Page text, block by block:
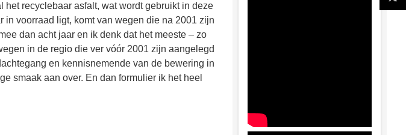
recyclebaar asfalt, wat wordt gebruikt in deze
voorraad ligt, komt van wegen die na 2001 zijn
dan acht jaar en ik denk dat het meeste – zo
in de regio die ver vóór 2001 zijn aangelegd
en kennisnemende van de bewering in
smaak aan over. En dan formulier ik het heel